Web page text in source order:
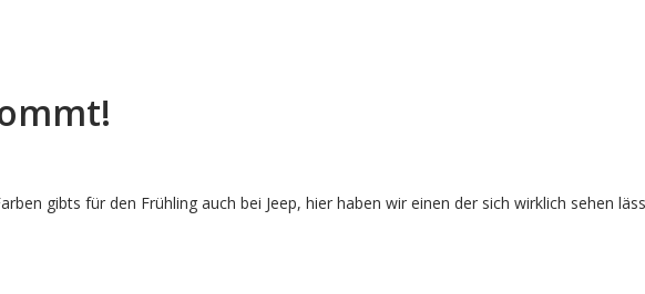
gibts für den Frühling auch bei Jeep, hier haben wir einen der sich wirklich sehen